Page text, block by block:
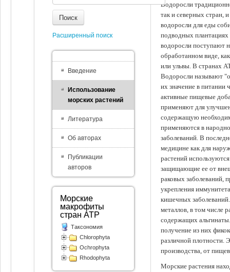
Водоросли
так и северных стран,
водоросли для еды
подводных
водоросли поступают
обработанном виде,
или ульвы. В странах
Водоросли называют
их значение в питании
активные пищевые
применяют для
содержащую
применяются в
заболеваний. В
медицине как для
растений
защищающие ее от
раковых заболеваний,
укрепления
кишечных
металлов, в том числе
содержащих
получение из них
различной плотности.
производства, от
Морские растения
Поиск
Расширенный поиск
Введение
Использование
морских растений
Литература
Об авторах
Публикации
авторов
Морские
макрофиты
стран АТР
Таксономия
Chlorophyta
Ochrophyta
Rhodophyta